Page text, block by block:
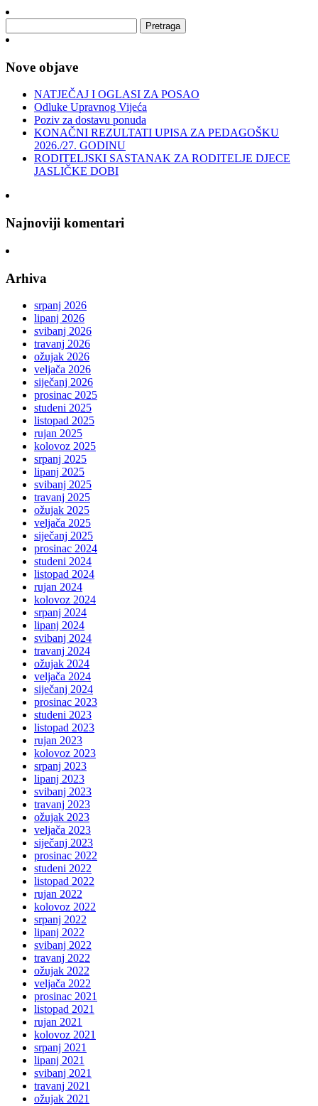
Nove objave
NATJEČAJ I OGLASI ZA POSAO
Odluke Upravnog Vijeća
Poziv za dostavu ponuda
KONAČNI REZULTATI UPISA ZA PEDAGOŠKU
2026./27. GODINU
RODITELJSKI SASTANAK ZA RODITELJE DJECE
JASLIČKE DOBI
Najnoviji komentari
Arhiva
srpanj 2026
lipanj 2026
svibanj 2026
travanj 2026
ožujak 2026
veljača 2026
siječanj 2026
prosinac 2025
studeni 2025
listopad 2025
rujan 2025
kolovoz 2025
srpanj 2025
lipanj 2025
svibanj 2025
travanj 2025
ožujak 2025
veljača 2025
siječanj 2025
prosinac 2024
studeni 2024
listopad 2024
rujan 2024
kolovoz 2024
srpanj 2024
lipanj 2024
svibanj 2024
travanj 2024
ožujak 2024
veljača 2024
siječanj 2024
prosinac 2023
studeni 2023
listopad 2023
rujan 2023
kolovoz 2023
srpanj 2023
lipanj 2023
svibanj 2023
travanj 2023
ožujak 2023
veljača 2023
siječanj 2023
prosinac 2022
studeni 2022
listopad 2022
rujan 2022
kolovoz 2022
srpanj 2022
lipanj 2022
svibanj 2022
travanj 2022
ožujak 2022
veljača 2022
prosinac 2021
listopad 2021
rujan 2021
kolovoz 2021
srpanj 2021
lipanj 2021
svibanj 2021
travanj 2021
ožujak 2021